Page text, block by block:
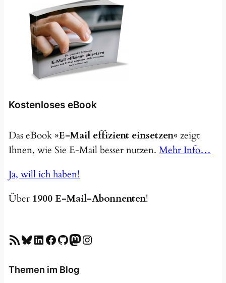
Kostenloses eBook
Das eBook »E-Mail effizient einsetzen«zeigt
Ihnen, wie Sie E-Mail besser nutzen. Mehr Info…
Ja, will ich haben!
Über 1900 E-Mail-Abonnenten!
RSS-Feed Bluesky LinkedIn Facebook GitHub Mastodon Instagram
Themen im Blog